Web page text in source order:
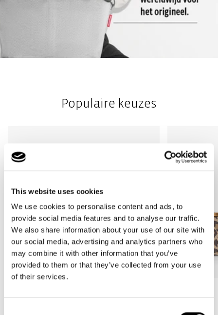
This website uses cookies
We use cookies to personalise content and ads, to
provide social media features and to analyse our traffic.
We also share information about your use of our site with
our social media, advertising and analytics partners who
may combine it with other information that you’ve
provided to them or that they’ve collected from your use
of their services.
Populaire keuzes